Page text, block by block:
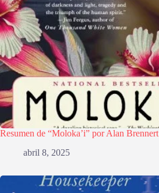
Resumen de “Moloka’i” por Alan Brennert
abril 8, 2025